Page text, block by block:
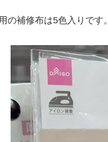
の補修布は5色入りです。